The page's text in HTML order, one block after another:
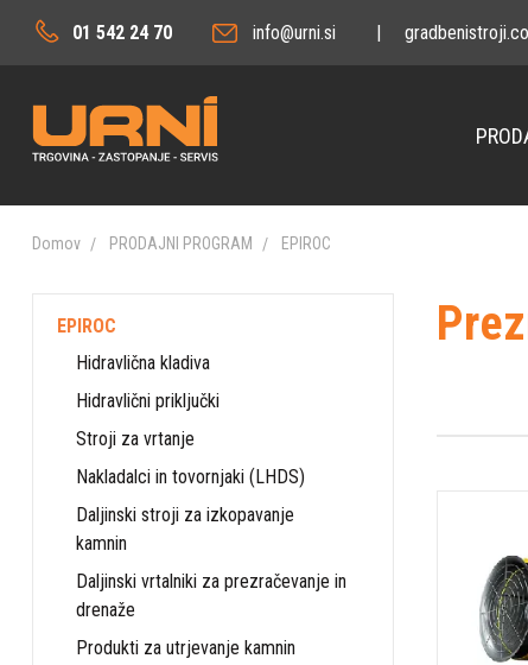
01 542 24 70 info@urni.si |
Domov PRODAJNI PROGRAM EPIROC
EPIROC
Hidravlična kladiva
Hidravlični priključki
Stroji za vrtanje
Nakladalci in tovornjaki (LHDS)
Daljinski stroji za izkopavanje
kamnin
Daljinski vrtalniki za prezračevanje in
drenaže
Produkti za utrjevanje kamnin